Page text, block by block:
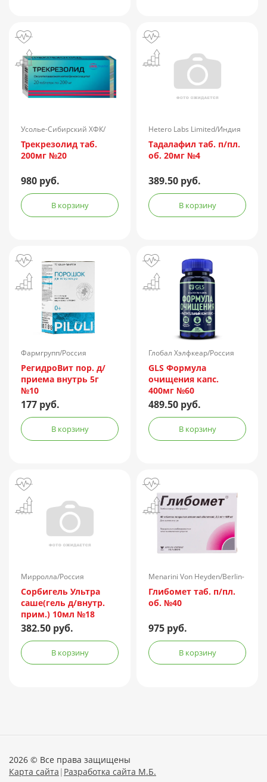
Усолье-Сибирский ХФК/
Россия
Трекрезолид таб.
200мг №20
980 руб.
В корзину
Hetero Labs Limited/Индия
Тадалафил таб. п/пл.
об. 20мг №4
389.50 руб.
В корзину
Фармгрупп/Россия
РегидроВит пор. д/
приема внутрь 5г
№10
177 руб.
В корзину
Глобал Хэлфкеар/Россия
GLS Формула
очищения капс.
400мг №60
489.50 руб.
В корзину
Мирролла/Россия
Сорбигель Ультра
саше(гель д/внутр.
прим.) 10мл №18
382.50 руб.
В корзину
Menarini Von Heyden/Berlin-
Chemie/Германия
Глибомет таб. п/пл.
об. №40
975 руб.
В корзину
2026 © Все права защищены
Карта сайта | Разработка сайта М.Б.